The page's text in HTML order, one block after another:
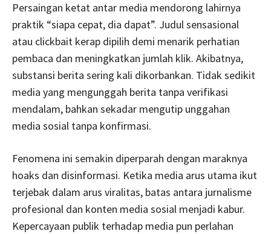
Persaingan ketat antar media mendorong lahirnya
praktik “siapa cepat, dia dapat”. Judul sensasional
atau clickbait kerap dipilih demi menarik perhatian
pembaca dan meningkatkan jumlah klik. Akibatnya,
substansi berita sering kali dikorbankan. Tidak sedikit
media yang mengunggah berita tanpa verifikasi
mendalam, bahkan sekadar mengutip unggahan
media sosial tanpa konfirmasi.
Fenomena ini semakin diperparah dengan maraknya
hoaks dan disinformasi. Ketika media arus utama ikut
terjebak dalam arus viralitas, batas antara jurnalisme
profesional dan konten media sosial menjadi kabur.
Kepercayaan publik terhadap media pun perlahan